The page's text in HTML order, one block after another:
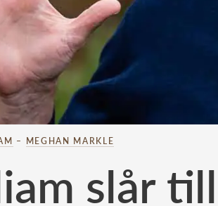
– MEGHAN MARKLE
slår